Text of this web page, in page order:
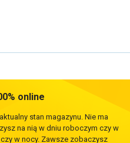
online
stan magazynu. Nie ma
na nią w dniu roboczym czy w
w nocy. Zawsze zobaczysz